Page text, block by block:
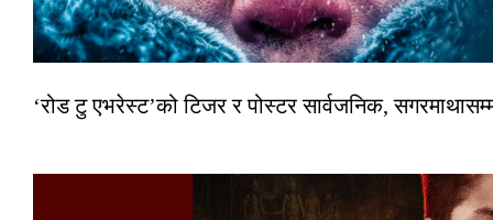
‘रोड टु एभरेस्ट’को टिजर र पोस्टर सार्वजनिक,